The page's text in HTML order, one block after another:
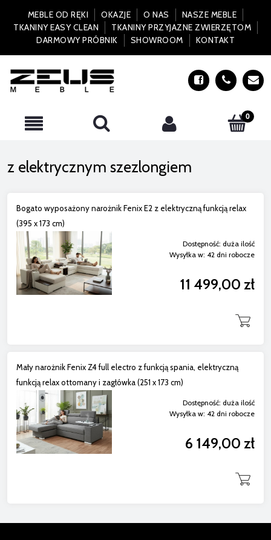
MEBLE OD RĘKI OKAZJE O NAS
NASZE MEBLE
TKANINY EASY CLEAN
TKANINY PRZYJAZNE ZWIERZĘTOM
DARMOWY PRÓBNIK
SHOWROOM KONTAKT
z elektrycznym szezlongiem
Bogato wyposażony narożnik Fenix E2 z elektryczną funkcją relax
(395 x 173 cm)
Dostępność: duża ilość
Wysyłka w: 42 dni robocze
11 499,00 zł
Mały narożnik Fenix Z4 full electro z funkcją spania, elektryczną
funkcją relax ottomany i zagłówka (251 x 173 cm)
Dostępność: duża ilość
Wysyłka w: 42 dni robocze
6 149,00 zł